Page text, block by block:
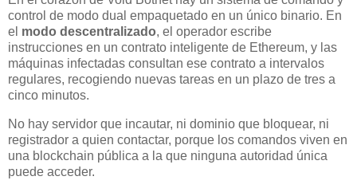
control de modo dual empaquetado en un único binario. En
el modo descentralizado, el operador escribe
instrucciones en un contrato inteligente de Ethereum, y las
máquinas infectadas consultan ese contrato a intervalos
regulares, recogiendo nuevas tareas en un plazo de tres a
cinco minutos.
No hay servidor que incautar, ni dominio que bloquear, ni
registrador a quien contactar, porque los comandos viven en
una blockchain pública a la que ninguna autoridad única
puede acceder.